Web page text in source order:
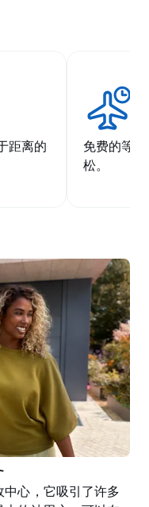
距离的
免费的等
松。
心，它吸引了许多